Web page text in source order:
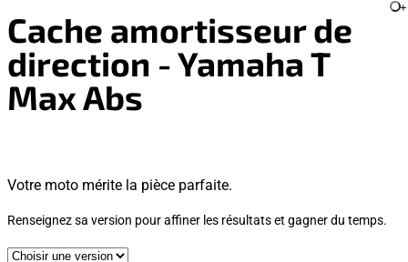
Cache amortisseur de
direction - Yamaha T
Max Abs
+
Votre moto mérite la pièce parfaite.
Renseignez sa version pour affiner les résultats et gagner du temps.